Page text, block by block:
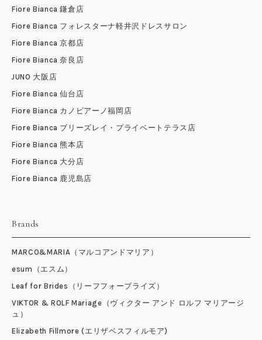
Fiore Bianca 鎌倉店
Fiore Bianca フォレスターナ軽井沢ドレスサロン
Fiore Bianca 京都店
Fiore Bianca 奈良店
JUNO 大阪店
Fiore Bianca 仙台店
Fiore Bianca カノビアーノ福岡店
Fiore Bianca ブリーズレイ・プライベートテラス店
Fiore Bianca 熊本店
Fiore Bianca 大分店
Fiore Bianca 鹿児島店
Brands
MARCO&MARIA（マルコアンドマリア）
esum（エスム）
Leaf for Brides（リーフフォーブライズ）
VIKTOR & ROLF Mariage（ヴィクター アンド ロルフ マリアージ
ュ）
Elizabeth Fillmore (エリザベスフィルモア)